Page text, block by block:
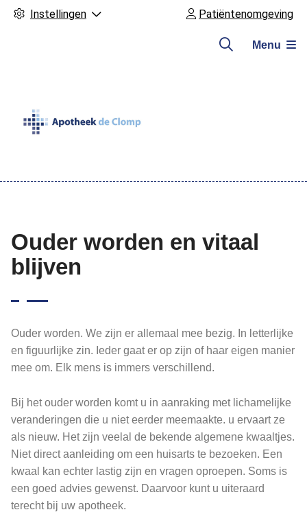
Instellingen Patiëntenomgeving
Menu
Ouder worden en vitaal
blijven
Ouder worden. We zijn er allemaal mee bezig. In letterlijke
en figuurlijke zin. Ieder gaat er op zijn of haar eigen manier
mee om. Elk mens is immers verschillend.
Bij het ouder worden komt u in aanraking met lichamelijke
veranderingen die u niet eerder meemaakte. u ervaart ze
als nieuw. Het zijn veelal de bekende algemene kwaaltjes.
Niet direct aanleiding om een huisarts te bezoeken. Een
kwaal kan echter lastig zijn en vragen oproepen. Soms is
een goed advies gewenst. Daarvoor kunt u uiteraard
terecht bij uw apotheek.